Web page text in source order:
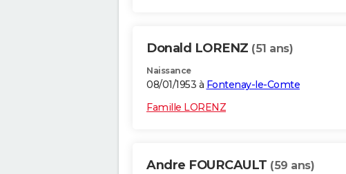
Donald LORENZ (51 ans)
Naissance
08/01/1953 à Fontenay-le-Comte
Famille LORENZ
Andre FOURCAULT (59 ans)